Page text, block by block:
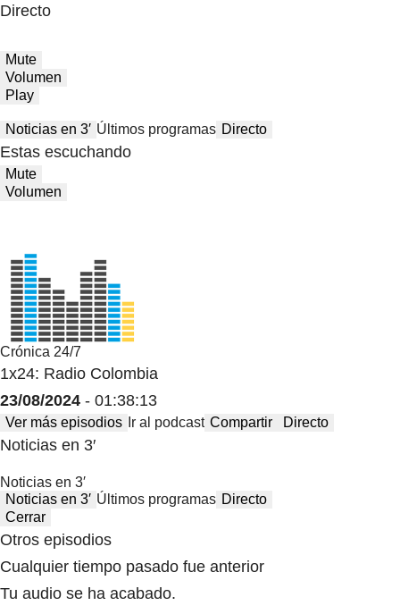
Directo
Mute
Volumen
Play
Noticias en 3′ Últimos programas Directo
Estas escuchando
Mute
Volumen
Crónica 24/7
1x24: Radio Colombia
23/08/2024 - 01:38:13
Ver más episodios Ir al podcast Compartir Directo
Noticias en 3′
Noticias en 3′
Noticias en 3′ Últimos programas Directo
Cerrar
Otros episodios
Cualquier tiempo pasado fue anterior
Tu audio se ha acabado.